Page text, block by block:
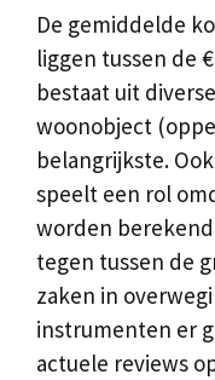
De gemiddelde
liggen tussen de
bestaat uit
woonobject
belangrijkste.
speelt een rol
worden
tegen tussen de
zaken in
instrumenten er
actuele reviews